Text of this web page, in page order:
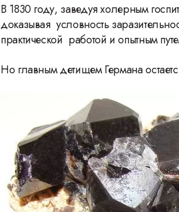
В 1830 году, заведуя холерным
доказывая условность
практической работой и опытным
Но главным детищем Германа